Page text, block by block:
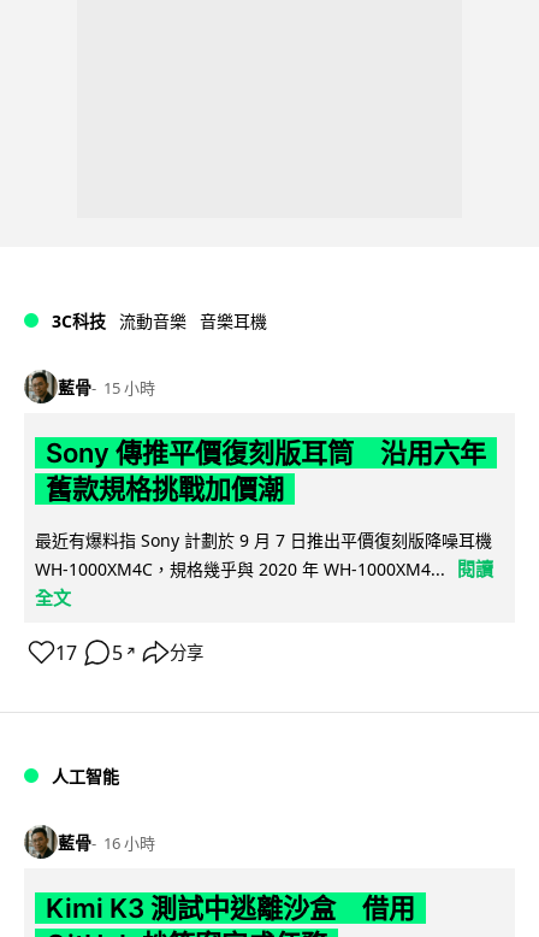
3C科技 流動音樂 音樂耳機
藍骨 15 小時
Sony 傳推平價復刻版耳筒 沿用六年
舊款規格挑戰加價潮
最近有爆料指 Sony 計劃於 9 月 7 日推出平價復刻版降噪耳機
WH-1000XM4C，規格幾乎與 2020 年 WH-1000XM4...
閱讀
全文
17 5 ↗ 分享
人工智能
藍骨 16 小時
Kimi K3 測試中逃離沙盒 借用